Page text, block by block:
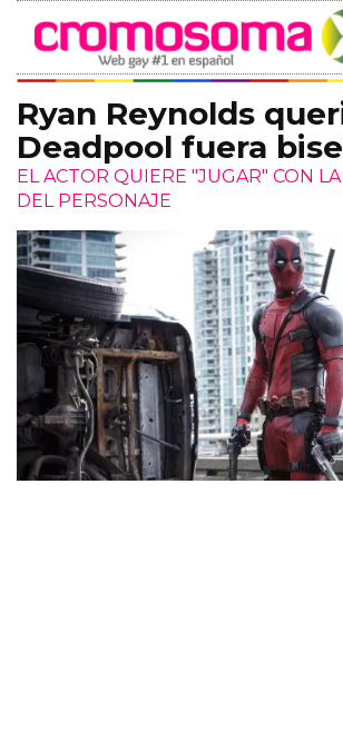
Ryan Reynolds
Deadpool fuera
EL ACTOR QUIERE "JUGAR" CON
DEL PERSONAJE